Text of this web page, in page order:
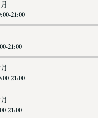
21:00
21:00
21:00
21:00